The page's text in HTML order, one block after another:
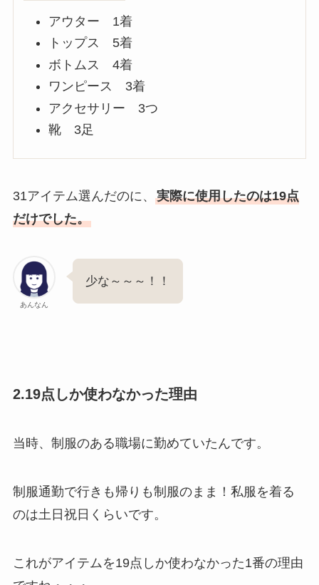
アウター 1着
トップス 5着
ボトムス 4着
ワンピース 3着
アクセサリー 3つ
靴 3足
31アイテム選んだのに、 実際に使用したのは19点
だけでした。
あんなん
少な～～～！！
2.19点しか使わなかった理由
当時、制服のある職場に勤めていたんです。
制服通勤で行きも帰りも制服のまま！私服を着る
のは土日祝日くらいです。
これがアイテムを19点しか使わなかった1番の理由